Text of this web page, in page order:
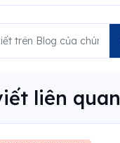
liên quan